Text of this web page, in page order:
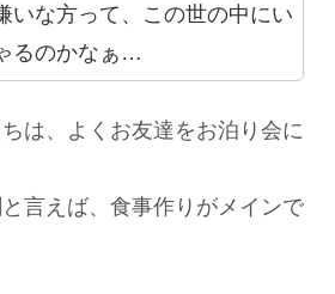
いな方って、この世の中にい
るのかなぁ…
は、よくお友達をお泊り会に
言えば、食事作りがメインで